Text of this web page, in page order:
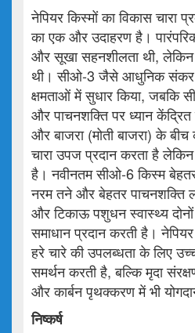
नेपियर किस्मों का विकास चारा
का एक और उदाहरण है।
और सूखा सहनशीलता थी, लेकिन
थी। सीओ-3 जैसे आधुनिक संकर ने
क्षमताओं में सुधार किया, जबकि
और पाचनशक्ति पर ध्यान
और बाजरा (मोती बाजरा) के
चारा उपज प्रदान करता है लेकिन
है। नवीनतम सीओ-6 किस्म
नरम तने और बेहतर पाचनशक्ति
और टिकाऊ पशुधन स्वास्थ्य
समाधान प्रदान करती है।
हरे चारे की उपलब्धता के लिए
समर्थन करती है, बल्कि मृदा
और कार्बन पृथक्करण में भी
निष्कर्ष